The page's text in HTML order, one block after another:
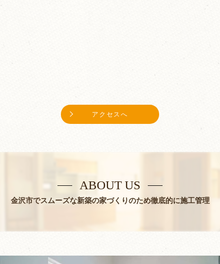
アクセスへ
金沢市でスムーズな新築の家づくりのため徹底的に施工管理
ABOUT US